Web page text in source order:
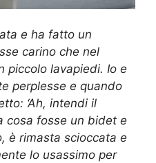
e ha fatto un
carino che nel
piccolo lavapiedi. Io e
perplesse e quando
‘Ah, intendi il
cosa fosse un bidet e
è rimasta scioccata e
lo usassimo per